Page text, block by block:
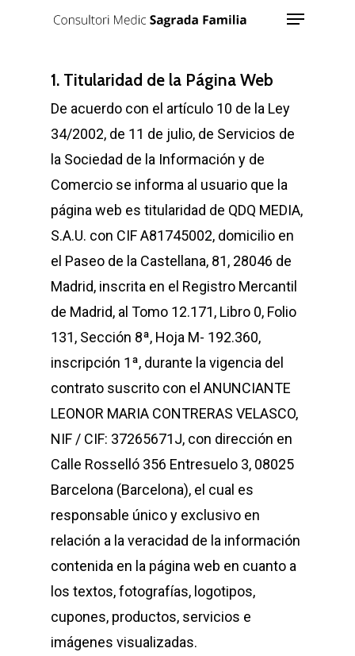
Menu
1. Titularidad de la Página Web
De acuerdo con el artículo 10 de la Ley
34/2002, de 11 de julio, de Servicios de
la Sociedad de la Información y de
Comercio se informa al usuario que la
página web es titularidad de QDQ MEDIA,
S.A.U. con CIF A81745002, domicilio en
el Paseo de la Castellana, 81, 28046 de
Madrid, inscrita en el Registro Mercantil
de Madrid, al Tomo 12.171, Libro 0, Folio
131, Sección 8ª, Hoja M- 192.360,
inscripción 1ª, durante la vigencia del
contrato suscrito con el ANUNCIANTE
LEONOR MARIA CONTRERAS VELASCO,
NIF / CIF: 37265671J, con dirección en
Calle Rosselló 356 Entresuelo 3, 08025
Barcelona (Barcelona), el cual es
responsable único y exclusivo en
relación a la veracidad de la información
contenida en la página web en cuanto a
los textos, fotografías, logotipos,
cupones, productos, servicios e
imágenes visualizadas.